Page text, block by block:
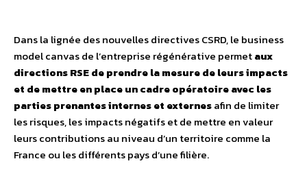
Dans l​​a ​lignée des ​nouvelles directives CSRD​, le business
model canvas de l’entreprise régénérative​ permetaux
directions RSE de prendre la mesure de leurs impacts
et de mettre en place un cadre opératoire avec les
parties prenantes internes et externesafin de limiter
les risques, les impacts négatifs et de mettre en valeur
leurs contributions au niveau d’un territoire comme la
France ou les différents pays d’une filière.